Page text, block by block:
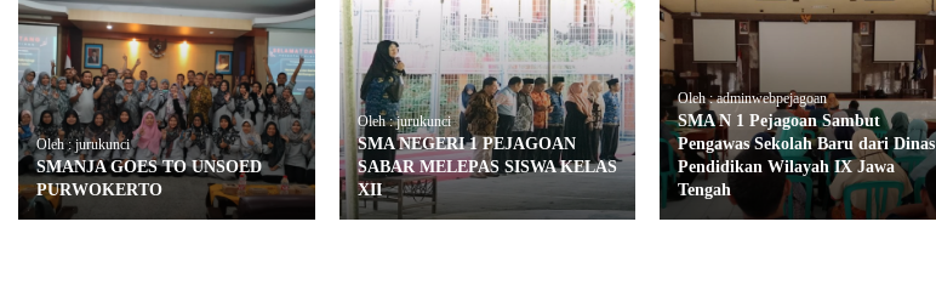
Oleh : jurukunci
SMANJA GOES TO UNSOED
PURWOKERTO
Oleh : jurukunci
SMA NEGERI 1 PEJAGOAN
SABAR MELEPAS SISWA KELAS
XII
Oleh : adminwebpejagoan
SMA N 1 Pejagoan Sambut
Pengawas Sekolah Baru dari Dinas
Pendidikan Wilayah IX Jawa
Tengah